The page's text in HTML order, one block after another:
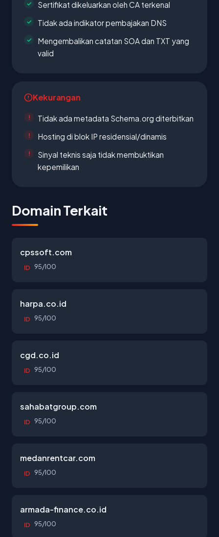
Sertifikat dikeluarkan oleh CA terkenal
Tidak ada indikator pembajakan DNS
Mengembalikan catatan SOA dan TXT yang
valid
Kekurangan
Tidak ada metadata Schema.org diterbitkan
Hosting di blok IP residensial/dinamis
Sinyal teknis saja tidak membuktikan
kepemilikan
Domain Terkait
cpssoft.com
ID 95/100
harpa.co.id
ID 95/100
cgd.co.id
ID 95/100
sahabatgroup.com
ID 95/100
medanrentcar.com
ID 95/100
armada-finance.co.id
ID 95/100